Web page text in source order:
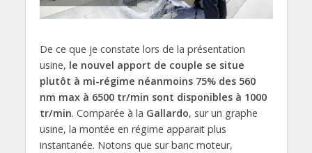
De ce que je constate lors de la présentation
usine, le nouvel apport de couple se situe
plutôt à mi-régime néanmoins 75% des 560
nm max à 6500 tr/min sont disponibles à 1000
tr/min. Comparée à la Gallardo, sur un graphe
usine, la montée en régime apparait plus
instantanée. Notons que sur banc moteur,